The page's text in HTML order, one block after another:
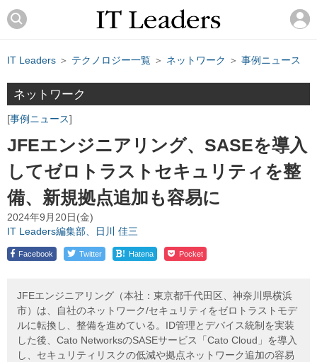
IT Leaders ＞ テクノロジー一覧 ＞ ネットワーク ＞ 事例ニュース
ネットワーク
事例ニュース
JFEエンジニアリング、SASEを導入
してゼロトラストセキュリティを整
備、新規拠点追加も容易に
2024年9月20日(金)
IT Leaders編集部、日川 佳三
Facebook Twitter ! Hatena Pocket
JFEエンジニアリング（本社：東京都千代田区、神奈川県横浜
市）は、自社のネットワーク/セキュリティをゼロトラストモデ
ルに転換し、整備を進めている。ID管理とデバイス統制を実装
した後、Cato NetworksのSASEサービス「Cato Cloud」を導入
し、セキュリティリスクの低減や拠点ネットワーク追加の容易